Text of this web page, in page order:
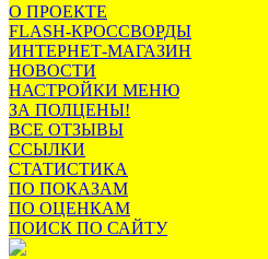
О ПРОЕКТЕ
FLASH-КРОССВОРДЫ
ИНТЕРНЕТ-МАГАЗИН
НОВОСТИ
НАСТРОЙКИ МЕНЮ
ЗА ПОЛЦЕНЫ!
ВСЕ ОТЗЫВЫ
ССЫЛКИ
СТАТИСТИКА
ПО ПОКАЗАМ
ПО ОЦЕНКАМ
ПОИСК ПО САЙТУ